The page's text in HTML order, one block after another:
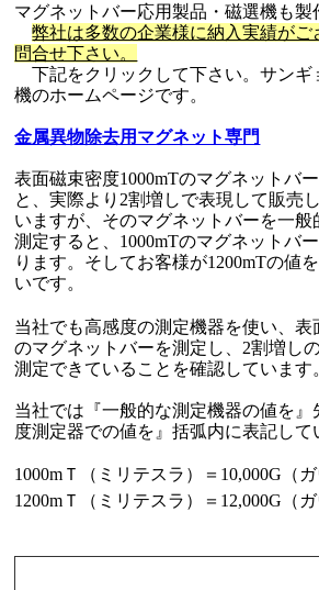
マグネットバー応用製品・磁選機も製
弊社は多数の企業様に納入実績がご
問合せ下さい。
下記をクリックして下さい。サンギ
機のホームページです。
金属異物除去用マグネット専門
表面磁束密度1000mTのマグネットバ
と、実際より2割増しで表現して販売
いますが、そのマグネットバーを一
測定すると、1000mTのマグネットバ
ります。そしてお客様が1200mTの値
いです。
当社でも高感度の測定機器を使い、表
のマグネットバーを測定し、2割増し
測定できていることを確認しています
当社では『一般的な測定機器の値を
度測定器での値を』括弧内に表記して
1000mＴ（ミリテスラ）＝10,000G（ガ
1200mＴ（ミリテスラ）＝12,000G（ガ